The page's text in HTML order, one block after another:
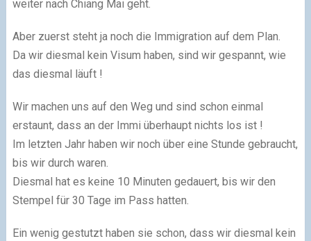
weiter nach Chiang Mai geht.
Aber zuerst steht ja noch die Immigration auf dem Plan.
Da wir diesmal kein Visum haben, sind wir gespannt, wie
das diesmal läuft !
Wir machen uns auf den Weg und sind schon einmal
erstaunt, dass an der Immi überhaupt nichts los ist !
Im letzten Jahr haben wir noch über eine Stunde gebraucht,
bis wir durch waren.
Diesmal hat es keine 10 Minuten gedauert, bis wir den
Stempel für 30 Tage im Pass hatten.
Ein wenig gestutzt haben sie schon, dass wir diesmal kein